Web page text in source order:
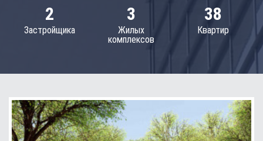
2
Застройщика
3
Жилых
комплексов
38
Квартир